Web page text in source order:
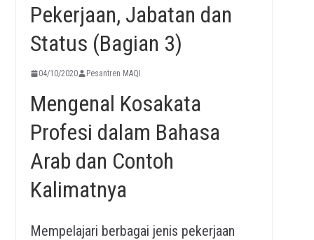
Pekerjaan, Jabatan dan
Status (Bagian 3)
04/10/2020 Pesantren MAQI
Mengenal Kosakata
Profesi dalam Bahasa
Arab dan Contoh
Kalimatnya
Mempelajari berbagai jenis pekerjaan